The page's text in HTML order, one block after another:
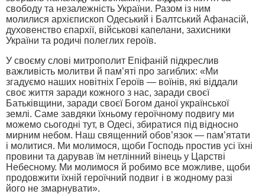
свободу та незалежність України. Разом із ним
молилися архієпископ Одеський і Балтський Афанасій,
духовенство єпархії, військові капелани, захисники
України та родичі полеглих героїв.
У своєму слові митрополит Епіфаній підкреслив
важливість молитви й пам’яті про загиблих: «Ми
згадуємо наших новітніх Героїв — воїнів, які віддали
своє життя заради кожного з нас, заради своєї
Батьківщини, заради своєї Богом даної української
землі. Саме завдяки їхньому героїчному подвигу ми
можемо сьогодні тут, в Одесі, збиратися під відносно
мирним небом. Наш священний обов’язок — пам’ятати
і молитися. Ми молимося, щоби Господь простив усі їхні
провини та дарував їм нетлінний вінець у Царстві
Небесному. Ми молимося й робимо все можливе, щоби
продовжити їхній героїчний подвиг і в жодному разі
його не змарнувати».